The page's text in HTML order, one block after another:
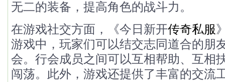
无二的装备，提高角色的战斗力。
在游戏社交方面，《今日新开传奇私服
游戏中，玩家们可以结交志同道合的朋
会。行会成员之间可以互相帮助、互相
闯荡。此外，游戏还提供了丰富的交流